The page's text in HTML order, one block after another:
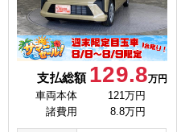
支払総額 129.8万円
車両本体
121万円
諸費用
8.8万円